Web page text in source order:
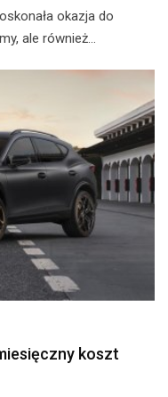
okazja do
ale również...
koszt